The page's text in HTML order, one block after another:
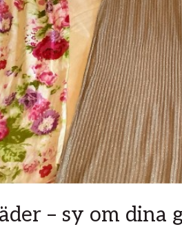
– sy om dina